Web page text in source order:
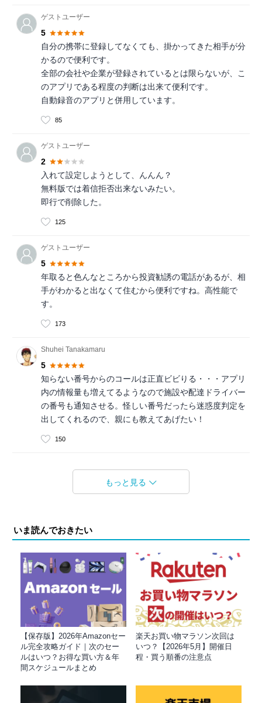
ゲストユーザー
5
自分の携帯に登録してなくても、掛かってきた相手が分
かるので便利です。
全部の会社や企業が登録されているとは限らないが、こ
のアプリである程度の判断は出来て便利です。
自動録音のアプリと併用しています。
85
ゲストユーザー
2
入れて設定しようとして、んんん？
無料版では着信拒否出来ないみたい。
即行で削除した。
125
ゲストユーザー
5
年取ると色んなところから投資勧誘の電話があるが、相
手がわかると出なくて住むから便利ですね。高性能で
す。
173
Shuhei Tanakamaru
5
知らない番号からのコールは正直ビビりる・・・アプリ
内の情報量も増えてるようなので施設や配達ドライバー
の番号も通知させる。怪しい番号だったら迷惑度判定を
出してくれるので、親にも教えてあげたい！
150
もっと見る
いま読んでおきたい
【保存版】2026年Amazonセー
ル完全攻略ガイド｜次のセー
ルはいつ？お得な買い方＆年
間スケジュールまとめ
楽天お買い物マラソン次回は
いつ？【2026年5月】開催日
程・買う順番の注意点